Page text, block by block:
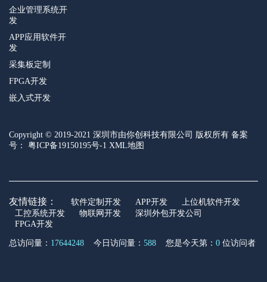
企业管理系统开
发
APP应用软件开
发
采集板定制
FPGA开发
嵌入式开发
Copyright © 2019-2021 深圳市由你创科技有限公司 版权所有 备案
号：
粤ICP备19150195号-1 XML地图
友情链接： 软件定制开发 APP开发
上位机软件开发
工控系统开发
物联网开发
深圳外包开发公司
FPGA开发
总访问量： 17644248 今日访问量： 588 您是今天第： 0 位访问者